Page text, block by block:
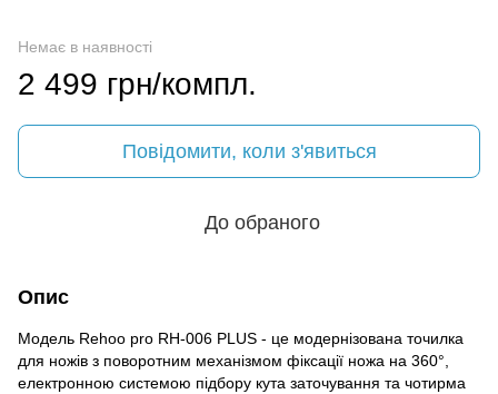
Немає в наявності
2 499 грн/компл.
Повідомити, коли з'явиться
До обраного
Опис
Модель Rehoo pro RH-006 PLUS - це модернізована точилка
для ножів з поворотним механізмом фіксації ножа на 360°,
електронною системою підбору кута заточування та чотирма